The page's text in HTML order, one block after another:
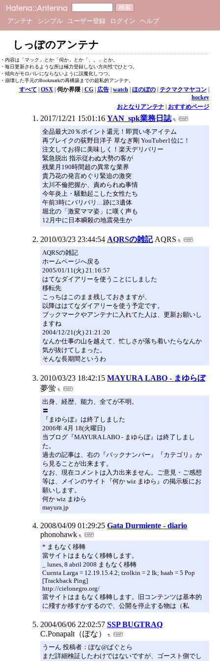
アンテナ シンプル ユーザー登録 ログイン ヘルプ
しっぽのアンテナ
・内容は「マック」とか「伺か」とか「、。」とか。
・毎日更新されるような所は極力登録しない方向性でひとつ。
・傾向がモロバレにならないように誤魔化しつつ。
・崩壊した手元のBookmarkの再構築までの超私的アンテナ。
すべて | OSX| 伺か界隈| CG| 広告| watch| ほのぼの| テクマクマヤコン|
hockey
おとなりアンテナ| おすすめページ
2017/12/21 15:01:16 YAN_spk業務日誌
全品最大20％ポイント還元！即買い冬アイテム
再ブレイクの荻野目洋子 草なぎ剛 YouTuber1位に！
注文してお得に美味しく！楽天デリバリー
緊急脱出 指示従わぬ大勢の客が
残業月190時間超の異常な業界
貴乃花の発言めぐり緊迫の激突
太川不倫把握か、責められぬ事情
今年炎上・騒動起こした女性たち
午前3時にバリバリ…跡に3遺体
堀北の「激変ママ姿」に嘆く声も
12月中に日本瞬殺の地震発生か
2010/03/23 23:44:54 AQRSの雑記 AQRS
AQRSの雑記
ホームページへ戻る
2005/01/11(火) 21:16:57
はてなダイアリーを使うことにしました
移転先
こっちはこのまま残しておきますが、
以降ははてなダイアリーを使う予定です。
ブックマークやアンテナに入れてた人は、更新お願いし
ますね
2004/12/21(火) 21:21:20
なんか仕事の山を越えて、忙しさが落ち着いたらなんか
気が抜けてしまった。
そんな長期間というわ
2010/03/23 18:42:15 MAYURA LABO - まゆらぼ
夢蛍
出身、経歴、能力、全てが不明。
〓
『まゆらぼ』は終了しました
2006年 4月 18(火曜日)
当ブログ『MAYURA LABO - まゆらぼ』は終了しまし
た。
過去の記事は、右の『バックナンバー』『カテゴリ』か
ら見ることが出来ます。
なお、現在コメントは入力出来ません。ご意見・ご感想
等は、メインのサイト『何か wiz まゆら』の掲示板にお
願いします。
何か wiz まゆら
mayura.jp
2008/04/09 01:29:25 Gata Durmiente - diario
phonohawk
* まもなく移轉
當サイトはまもなく移轉します。
_ lunes, 8 abril 2008 まもなく移轉
Cuenta Larga = 12.19.15.4.2; tzolkin = 2 Ik; haab = 5 Pop
[Trackback Ping]
http://cielonegro.org/
當サイトはまもなく移轉します。旧コンテンツは基本的
に殘すか移すかするので、公開を停止する物は（私
2004/06/06 22:02:57 SSP BUGTRAQ
C.Ponapalt（ぽな）
うーん 投稿者：ぽな@ばぐとら
まだ詳細検証したわけではないですが、ゴースト側でし